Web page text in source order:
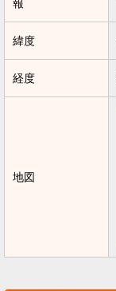
報
緯度
経度
地図